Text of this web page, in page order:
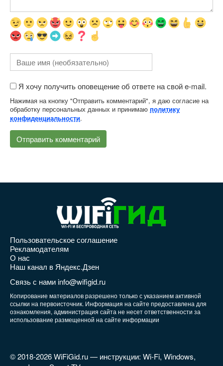
Я хочу получить оповещение об ответе на свой e-mail.
Нажимая на кнопку "Отправить комментарий", я даю согласие на
обработку персональных данных и принимаю политику
конфиденциальности.
Пользовательское соглашение
Рекламодателям
О нас
Наш канал в Яндекс.Дзен
Связь с нами info@wifigid.ru
Копирование материалов разрешено только с указанием активной
ссылки на первоисточник. Информация на сайте предоставлена для
ознакомления, администрация сайта не несет ответственности за
использование размещенной на сайте информации
© 2018-2026 WiFiGid.ru — инструкции: Wi-Fi, Windows,